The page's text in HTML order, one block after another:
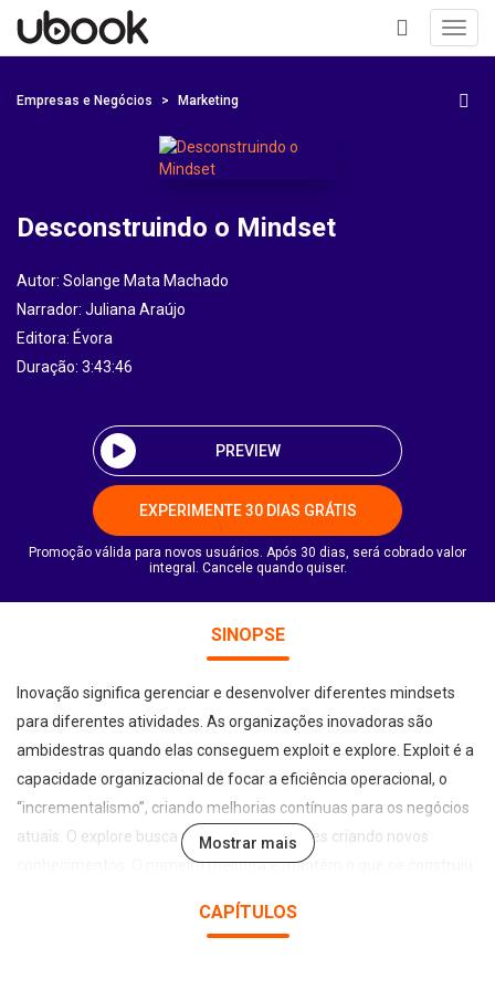
+
Empresas e Negócios Marketing
Desconstruindo o Mindset
Autor: Solange Mata Machado
Narrador: Juliana Araújo
Editora: Évora
Duração: 3:43:46
PREVIEW
EXPERIMENTE 30 DIAS GRÁTIS
Promoção válida para novos usuários. Após 30 dias, será cobrado valor
integral. Cancele quando quiser.
SINOPSE
Inovação significa gerenciar e desenvolver diferentes mindsets
para diferentes atividades. As organizações inovadoras são
ambidestras quando elas conseguem exploit e explore. Exploit é a
capacidade organizacional de focar a eficiência operacional, o
“incrementalismo”, criando melhorias contínuas para os negócios
atuais. O explore busca novas oportunidades criando novos
conhecimentos. O primeiro melhora e mantém o que se construiu
desenvolver essas duas capacidades simultaneamente? Como
Mostrar mais
CAPÍTULOS